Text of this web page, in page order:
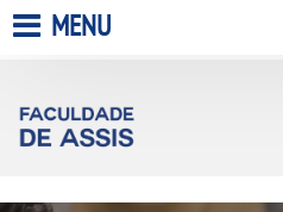
A FACULDADE
MENU